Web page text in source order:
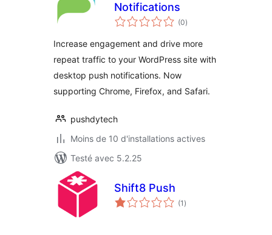
Notifications
(0notes
en
)
Increase engagement and drive more
repeat traffic to your WordPress site with
desktop push notifications. Now
supporting Chrome, Firefox, and Safari.
pushdytech
Moins de 10 d'installations actives
Testé avec 5.2.25
Shift8 Push
(1 notes
en
)